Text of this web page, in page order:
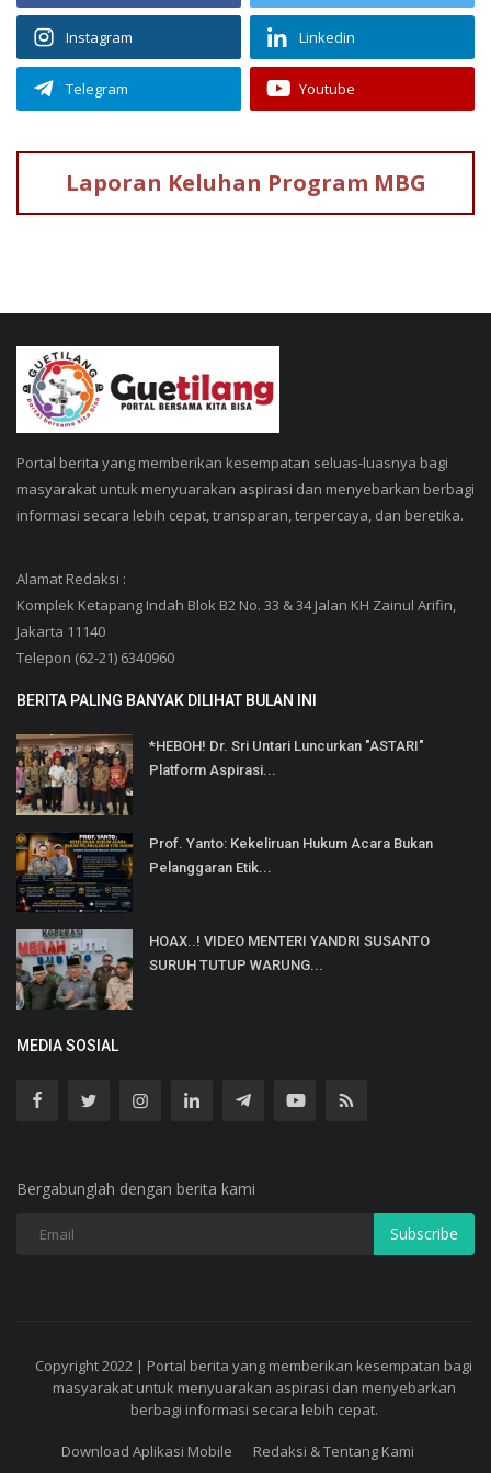
Instagram Linkedin
Telegram Youtube
Laporan Keluhan Program MBG
Portal berita yang memberikan kesempatan seluas-luasnya bagi
masyarakat untuk menyuarakan aspirasi dan menyebarkan berbagi
informasi secara lebih cepat, transparan, terpercaya, dan beretika.
Alamat Redaksi :
Komplek Ketapang Indah Blok B2 No. 33 & 34 Jalan KH Zainul Arifin,
Jakarta 11140
Telepon (62-21) 6340960
BERITA PALING BANYAK DILIHAT BULAN INI
*HEBOH! Dr. Sri Untari Luncurkan "ASTARI"
Platform Aspirasi...
Prof. Yanto: Kekeliruan Hukum Acara Bukan
Pelanggaran Etik...
HOAX..! VIDEO MENTERI YANDRI SUSANTO
SURUH TUTUP WARUNG...
MEDIA SOSIAL
Bergabunglah dengan berita kami
Subscribe
Copyright 2022 | Portal berita yang memberikan kesempatan bagi
masyarakat untuk menyuarakan aspirasi dan menyebarkan
berbagi informasi secara lebih cepat.
Download Aplikasi Mobile Redaksi & Tentang Kami